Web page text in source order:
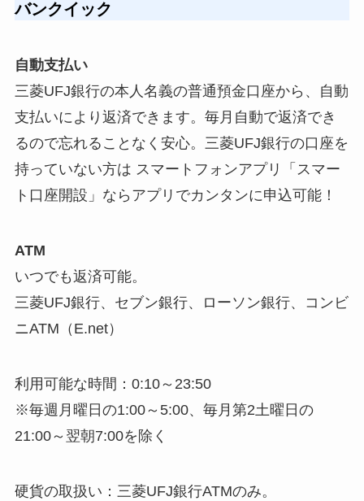
バンクイック
自動支払い
三菱UFJ銀行の本人名義の普通預金口座から、自動
支払いにより返済できます。毎月自動で返済でき
るので忘れることなく安心。三菱UFJ銀行の口座を
持っていない方は スマートフォンアプリ「スマー
ト口座開設」ならアプリでカンタンに申込可能！
ATM
いつでも返済可能。
三菱UFJ銀行、セブン銀行、ローソン銀行、コンビ
ニATM（E.net）
利用可能な時間：0:10～23:50
※毎週月曜日の1:00～5:00、毎月第2土曜日の
21:00～翌朝7:00を除く
硬貨の取扱い：三菱UFJ銀行ATMのみ。